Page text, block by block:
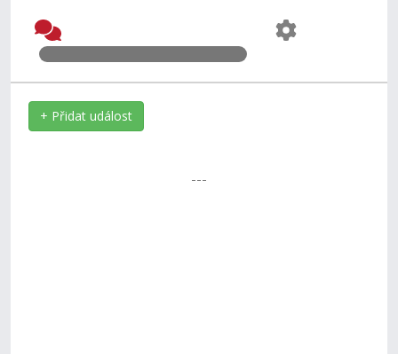
+ Přidat událost
---